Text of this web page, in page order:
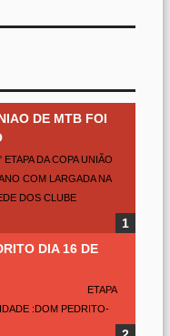
DE MTB FOI
DA COPA UNIÃO
COM LARGADA NA
DOS CLUBE
DIA 16 DE
Bike ETAPA
:DOM PEDRITO-